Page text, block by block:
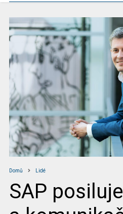
Domů Lidé
SAP